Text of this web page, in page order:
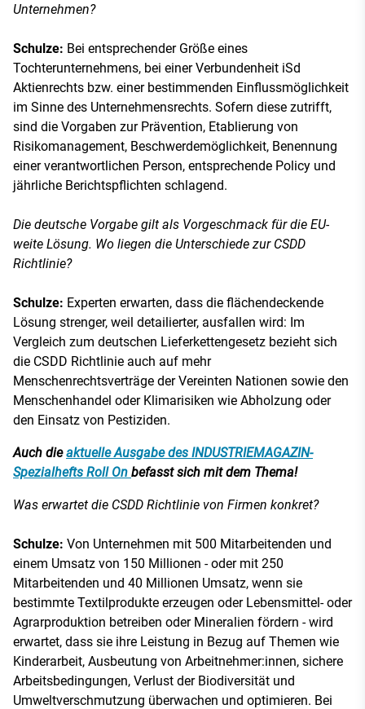
Unternehmen?
Schulze: Bei entsprechender Größe eines
Tochterunternehmens, bei einer Verbundenheit iSd
Aktienrechts bzw. einer bestimmenden Einflussmöglichkeit
im Sinne des Unternehmensrechts. Sofern diese zutrifft,
sind die Vorgaben zur Prävention, Etablierung von
Risikomanagement, Beschwerdemöglichkeit, Benennung
einer verantwortlichen Person, entsprechende Policy und
jährliche Berichtspflichten schlagend.
Die deutsche Vorgabe gilt als Vorgeschmack für die EU-
weite Lösung. Wo liegen die Unterschiede zur CSDD
Richtlinie?
Schulze: Experten erwarten, dass die flächendeckende
Lösung strenger, weil detailierter, ausfallen wird: Im
Vergleich zum deutschen Lieferkettengesetz bezieht sich
die CSDD Richtlinie auch auf mehr
Menschenrechtsverträge der Vereinten Nationen sowie den
Menschenhandel oder Klimarisiken wie Abholzung oder
den Einsatz von Pestiziden.
Auch dieaktuelle Ausgabe des INDUSTRIEMAGAZIN-
Spezialhefts Roll On befasst sich mit dem Thema!
Was erwartet die CSDD Richtlinie von Firmen konkret?
Schulze: Von Unternehmen mit 500 Mitarbeitenden und
einem Umsatz von 150 Millionen - oder mit 250
Mitarbeitenden und 40 Millionen Umsatz, wenn sie
bestimmte Textilprodukte erzeugen oder Lebensmittel- oder
Agrarproduktion betreiben oder Mineralien fördern - wird
erwartet, dass sie ihre Leistung in Bezug auf Themen wie
Kinderarbeit, Ausbeutung von Arbeitnehmer:innen, sichere
Arbeitsbedingungen, Verlust der Biodiversität und
Umweltverschmutzung überwachen und optimieren. Bei